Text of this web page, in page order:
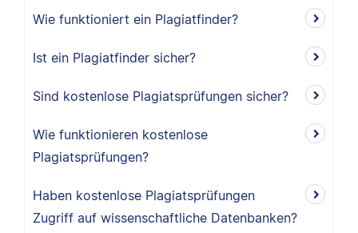
Wie funktioniert ein Plagiatfinder?
Ist ein Plagiatfinder sicher?
Sind kostenlose Plagiatsprüfungen sicher?
Wie funktionieren kostenlose
Plagiatsprüfungen?
Haben kostenlose Plagiatsprüfungen
Zugriff auf wissenschaftliche Datenbanken?